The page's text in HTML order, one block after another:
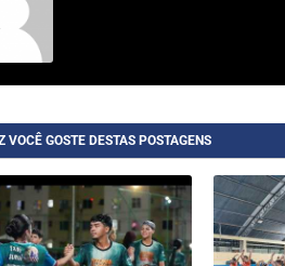
VOCÊ GOSTE DESTAS POSTAGENS